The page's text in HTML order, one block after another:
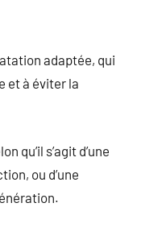
adaptée, qui
et à éviter la
qu’il s’agit d’une
ou d’une